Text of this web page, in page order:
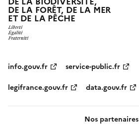
DE LA FORÊT, DE LA MER
ET DE LA PÊCHE
info.gouv.fr
service-public.fr
legifrance.gouv.fr
data.gouv.fr
Nos partenaires